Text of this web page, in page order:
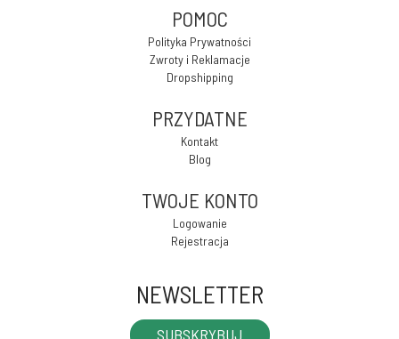
POMOC
Polityka Prywatności
Zwroty i Reklamacje
Dropshipping
PRZYDATNE
Kontakt
Blog
TWOJE KONTO
Logowanie
Rejestracja
NEWSLETTER
SUBSKRYBUJ